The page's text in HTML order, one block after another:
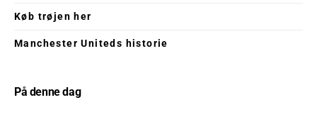
Køb trøjen her
Manchester Uniteds historie
På denne dag